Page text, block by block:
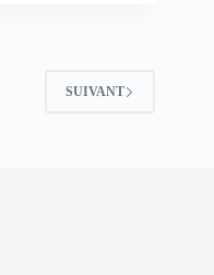
SUIVANT